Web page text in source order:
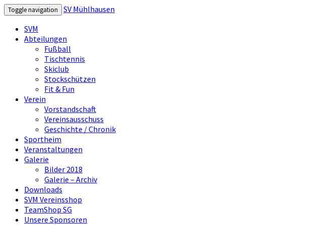
Toggle navigation
SV Mühlhausen
SVM
Abteilungen
Fußball
Tischtennis
Skiclub
Stockschützen
Fit & Fun
Verein
Vorstandschaft
Vereinsausschuss
Geschichte / Chronik
Sportheim
Veranstaltungen
Galerie
Bilder 2018
Galerie – Archiv
Downloads
SVM Vereinsshop
TeamShop SG
Unsere Sponsoren